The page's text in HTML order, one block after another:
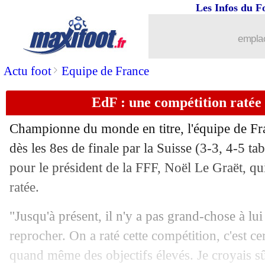
Actu foot> Equipe de France
Les Infos du
EdF : une compétition
Championne du monde en titre, l'équipe de
dès les 8es de finale par la Suisse (3-3, 4-5
pour le président de la FFF, Noël Le Graët,
ratée.
"Jusqu'à présent, il n'y a pas grand-chose à
reprocher. On a raté cette compétition, c'est
quand même des objectifs élevés. Je croyais
: Wass calme le jeu sur son
30/06 Allemagne: Müller hanté par son raté
30/06 Sassuolo: l'OL ou l'OM, Boga a sa
: Ronaldo finalement prolongé ?
30/06 Leicester: Daka recruté pour 30 M€
30/06 PSG: Ramos, il y a de la
30/06 Nîmes: Reynet retourne à Dijon